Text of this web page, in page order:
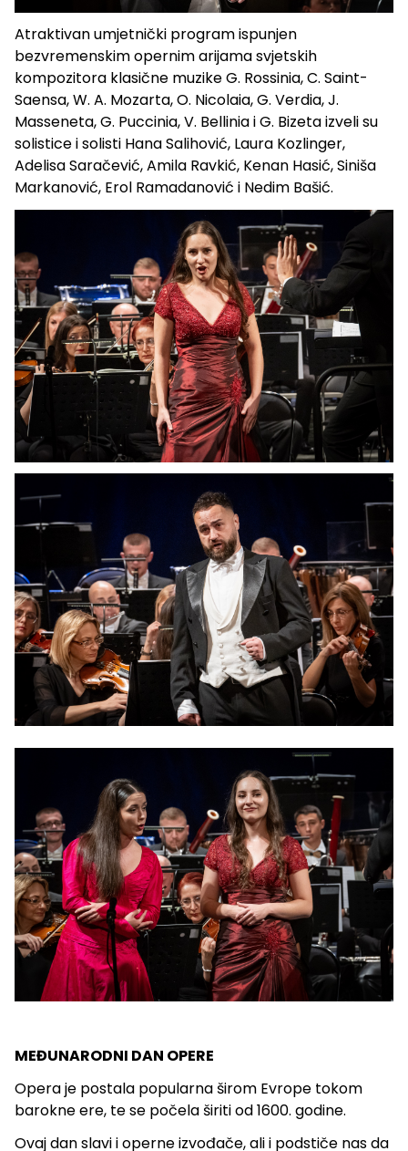
Atraktivan umjetnički program ispunjen
bezvremenskim opernim arijama svjetskih
kompozitora klasične muzike G. Rossinia, C. Saint-
Saensa, W. A. Mozarta, O. Nicolaia, G. Verdia, J.
Masseneta, G. Puccinia, V. Bellinia i G. Bizeta izveli su
solistice i solisti Hana Salihović, Laura Kozlinger,
Adelisa Saračević, Amila Ravkić, Kenan Hasić, Siniša
Markanović, Erol Ramadanović i Nedim Bašić.
MEĐUNARODNI DAN OPERE
Opera je postala popularna širom Evrope tokom
barokne ere, te se počela širiti od 1600. godine.
Ovaj dan slavi i operne izvođače, ali i podstiče nas da